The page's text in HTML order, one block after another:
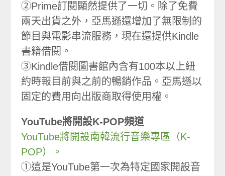
②Prime訂閱顯然提供了一切。除了免費
兩天出貨之外，亞馬遜還增加了無限制的
節目與電影串流服務，現在還提供Kindle
書籍借閱。
③Kindle借閱圖書館內含有100本以上紐
約時報目前與之前的暢銷作品。亞馬遜以
固定的費用向出版商取得使用權。
YouTube將開設K-POP頻道
YouTube將開設南韓流行音樂專區（K-
POP）。
①這是YouTube第一次為特定國家開設音